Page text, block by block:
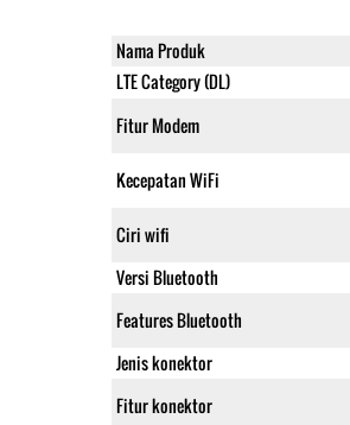
Nama Produk
LTE Category (DL)
Fitur Modem
Kecepatan WiFi
Ciri wifi
Versi Bluetooth
Features Bluetooth
Jenis konektor
Fitur konektor